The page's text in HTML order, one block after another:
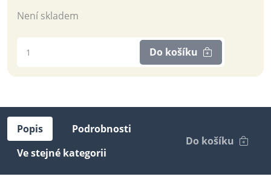
Není skladem
Do košíku
Popis
Podrobnosti
Ve stejné kategorii
Do košíku